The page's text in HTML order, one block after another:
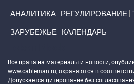
АНАЛИТИКА РЕГУЛИРОВАНИЕ
ЗАРУБЕЖЬЕ КАЛЕНДАРЬ
Все права на материалы и новости,
www.cableman.ru, охраняются в
Допускается цитирование без